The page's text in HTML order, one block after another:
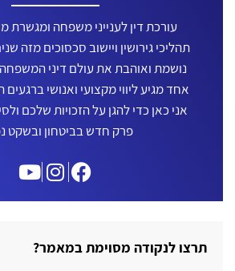
עורכת דין לענייני משפחה ומגשרת
תהליכי גירושין ויישוב סכסוכים מזה
נושמת ואוהבת את עולם דיני המשפחה
אחד מגיע ליווי מקצועי ואנושי ברגעים
אני כאן כדי להגן על הזכויות שלכם
פרק חדש בביטחון ובשקט
תרצו לנקודה מסוימת במאמר?